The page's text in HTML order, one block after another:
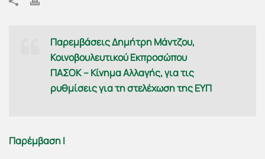
Παρεμβάσεις Δημήτρη Μάντζου,
Κοινοβουλευτικού Εκπροσώπου
ΠΑΣΟΚ – Κίνημα Αλλαγής, για τις
ρυθμίσεις για τη στελέχωση της ΕΥΠ
Παρέμβαση Ι